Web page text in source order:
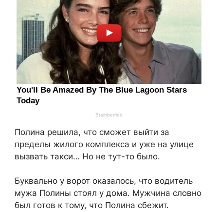
Полина решила, что сможет выйти за
пределы жилого комплекса и уже на улице
вызвать такси… Но не тут-то было.
Буквально у ворот оказалось, что водитель
мужа Полины стоял у дома. Мужчина словно
был готов к тому, что Полина сбежит.